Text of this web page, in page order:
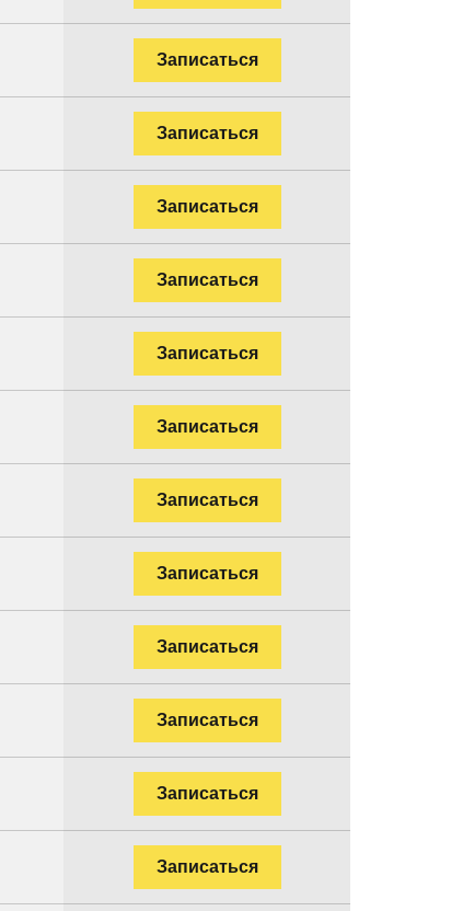
Записаться
Записаться
Записаться
Записаться
Записаться
Записаться
Записаться
Записаться
Записаться
Записаться
Записаться
Записаться